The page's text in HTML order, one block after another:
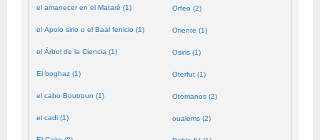
el amanecer en el Mataré (1)
el Apolo sirio o el Baal fenicio (1)
el Árbol de la Ciencia (1)
El boghaz (1)
el cabo Boutroun (1)
el cadi (1)
Orfeo (2)
Oriente (1)
Osiris (1)
Oterfut (1)
Otomanos (2)
oualems (2)